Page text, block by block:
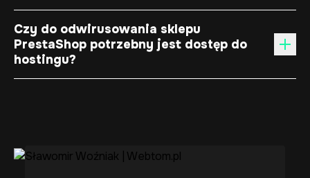
Czy do odwirusowania sklepu
PrestaShop potrzebny jest dostęp do
hostingu?